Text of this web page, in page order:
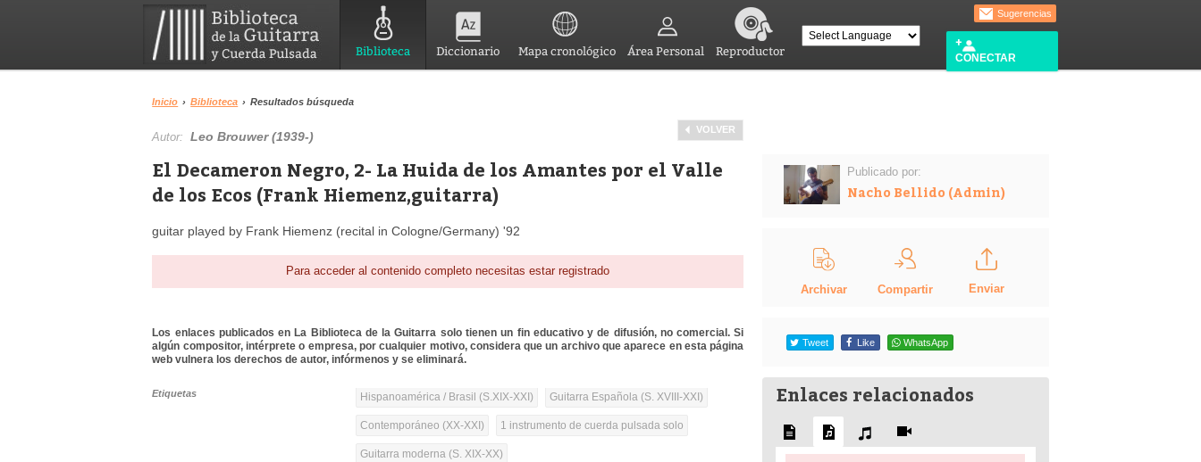
Biblioteca Diccionario Mapa cronológico Área Personal Reproductor
Sugerencias
CONECTAR
Inicio › Biblioteca › Resultados búsqueda
VOLVER
Autor:Leo Brouwer (1939-)
El Decameron Negro, 2- La Huida de los Amantes por el Valle
de los Ecos (Frank Hiemenz,guitarra)
guitar played by Frank Hiemenz (recital in Cologne/Germany) '92
Para acceder al contenido completo necesitas estar registrado
Los enlaces publicados en La Biblioteca de la Guitarra solo tienen un fin educativo y de difusión, no comercial. Si
algún compositor, intérprete o empresa, por cualquier motivo, considera que un archivo que aparece en esta página
web vulnera los derechos de autor, infórmenos y se eliminará.
Etiquetas Hispanoamérica / Brasil (S.XIX-XXI) Guitarra Española (S. XVIII-XXI)
Contemporáneo (XX-XXI) 1 instrumento de cuerda pulsada solo
Guitarra moderna (S. XIX-XX)
Publicado por:
Nacho Bellido (Admin)
Archivar Compartir Enviar
Tweet Like WhatsApp
Enlaces relacionados